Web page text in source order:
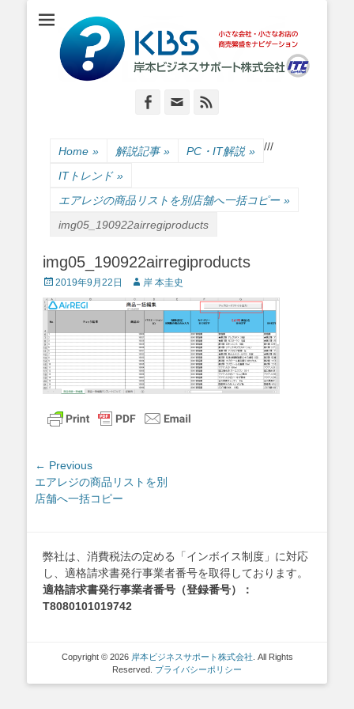
岸本ビジネスサポ
ート株式会社
小さな会社・小さなお店のIT経営をナビゲーション
Facebook
Email
Home » 解説記事 » /
PC・IT解説 » /
ITトレンド »
/
エアレジの商品リストを別店舗へ一括コピー »
img05_190922airregiproducts
img05_190922airregiproducts
Posted
on
2019年9月22日 Author
岸 本圭史
投
稿
ナ
ー
シ
ョ
← Previous
Previous
post:
エアレジの商品リストを別
店舗へ一括コピー
弊社は、消費税法の定める「インボイス制度」に対応
し、適格請求書発行事業者番号を取得しております。
適格請求書発行事業者番号（登録番号）：
T8080101019742
Copyright © 2026 岸本ビジネスサポート株式会社 . All Rights
Reserved. プライバシーポリシー